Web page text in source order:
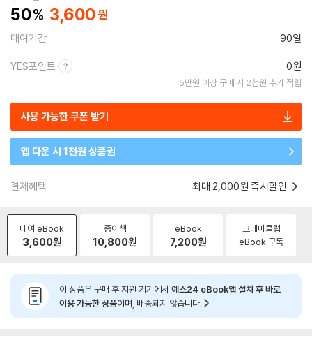
50 3,600
대여기간 90일
YES포인트 0원
5만원 이상 구매 시 2천원 추가 적립
사용 가능한 쿠폰 받기
앱 다운 시 1천원 상품권
결제혜택 최대 2,000원 즉시할인
대여 eBook
3,600원
종이책
10,800원
eBook
7,200원
크레마클럽
eBook 구독
이 상품은 구매 후 지원 기기에서 예스24 eBook앱 설치 후 바로
이용 가능한 상품이며, 배송되지 않습니다.